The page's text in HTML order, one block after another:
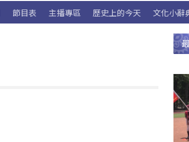
節目表 主播專區 歷史上的今天 文化小辭